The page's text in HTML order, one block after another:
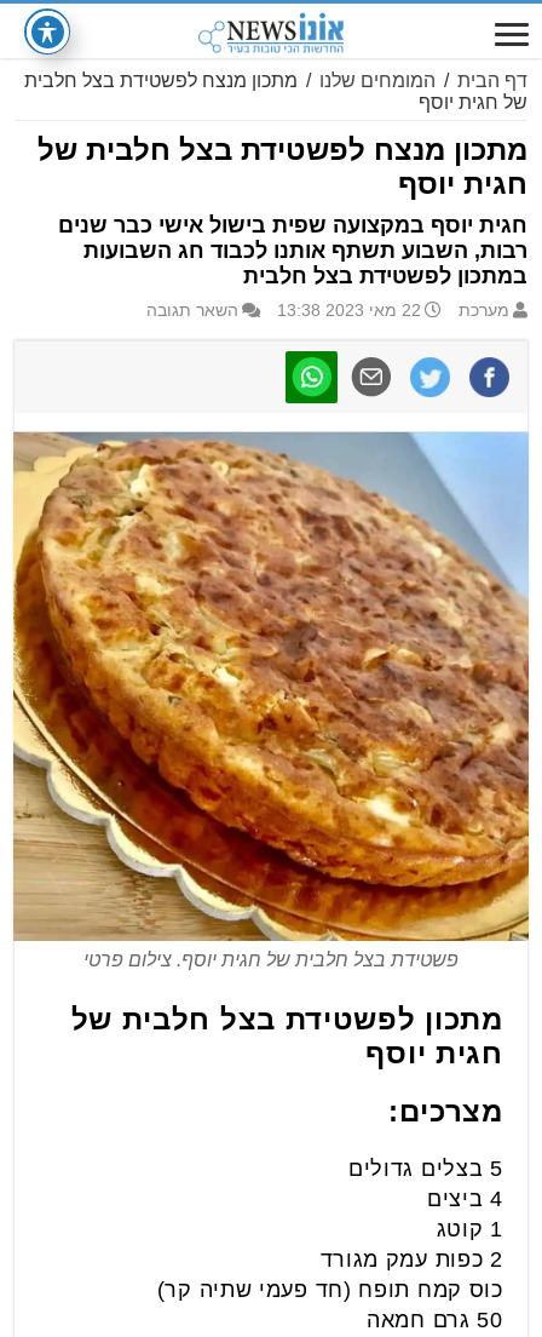
דף הבית / המומחים שלנו / מתכון מנצח לפשטידת בצל חלבית
של חגית יוסף
מתכון מנצח לפשטידת בצל חלבית של
חגית יוסף
חגית יוסף במקצועה שפית בישול אישי כבר שנים
רבות, השבוע תשתף אותנו לכבוד חג השבועות
במתכון לפשטידת בצל חלבית
מערכת 22 מאי 2023 13:38 השאר תגובה
פשטידת בצל חלבית של חגית יוסף. צילום פרטי
מתכון לפשטידת בצל חלבית של
חגית יוסף
מצרכים:
5 בצלים גדולים
4 ביצים
1 קוטג
2 כפות עמק מגורד
כוס קמח תופח (חד פעמי שתיה קר)
50 גרם חמאה